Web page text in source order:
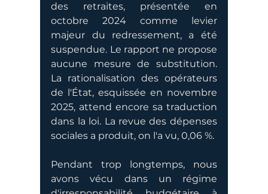
des retraites, présentée en
octobre 2024 comme levier
majeur du redressement, a été
suspendue. Le rapport ne propose
aucune mesure de substitution.
La rationalisation des opérateurs
de l'État, esquissée en novembre
2025, attend encore sa traduction
dans la loi. La revue des dépenses
sociales a produit, on l'a vu, 0,06 %.
Pendant trop longtemps, nous
avons vécu dans un régime